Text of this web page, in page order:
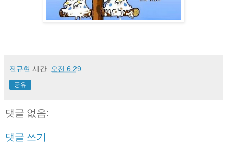
전규현 시간: 오전 6:29
공유
댓글 없음:
댓글 쓰기